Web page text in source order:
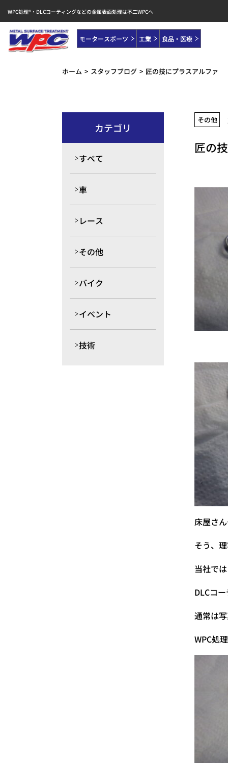
WPC処理®・DLCコーティングなどの金属表面処理は不二WPCへ
モータースポーツ 工業 食品・医療
ホーム スタッフブログ 匠の技にプラスアルファ
その他
匠の
床屋さ
そう、
当社で
DLCコ
通常は
WPC処
カテゴリ
すべて
車
レース
その他
バイク
イベント
技術